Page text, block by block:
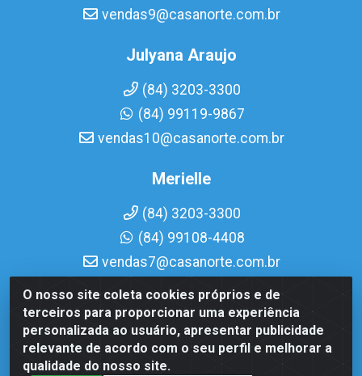
O nosso site coleta cookies próprios e de
terceiros para proporcionar uma experiência
personalizada ao usuário, apresentar publicidade
relevante de acordo com o seu perfil e melhorar a
qualidade do nosso site.
vendas9@casanorte.com.br
Julyana Araujo
(84) 3203-3300
(84) 99119-9867
vendas10@casanorte.com.br
Merielle
(84) 3203-3300
(84) 99108-4408
vendas7@casanorte.com.br
Casa Norte LTDA - Av. Interventor Mário Câmara, 1815 -
Dix-Sept Rosado, Natal/RN - CEP 59054-600 - CNPJ
08.713.513/0001-51